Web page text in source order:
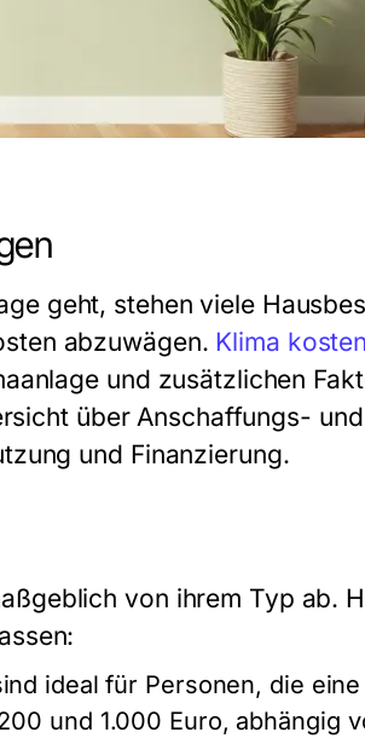
geht, stehen viele
abzuwägen. Klima kosten
und zusätzlichen
über Anschaffungs-
und Finanzierung.
von ihrem Typ ab.
ideal für Personen, die
und 1.000 Euro, abhängig